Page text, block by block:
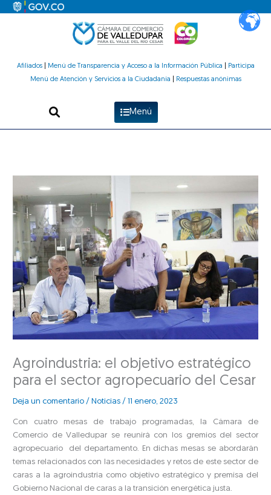
Afiliados| Menú de Transparencia y Acceso a la Información Pública
Participa
Menú de Atención y Servicios a la Ciudadanía
Respuestas anónimas
Menú
Agroindustria: el objetivo estratégico
para el sector agropecuario del Cesar
Deja un comentario / Noticias /11 enero, 2023
Con cuatro mesas de trabajo programadas, la Cámara de
Comercio de Valledupar se reunirá con los gremios del sector
agropecuario del departamento. En dichas mesas se abordarán
temas relacionados con las necesidades y retos de este sector de
caras a la agroindustria como objetivo estratégico y premisa del
Gobierno Nacional de caras a la transición energética justa.